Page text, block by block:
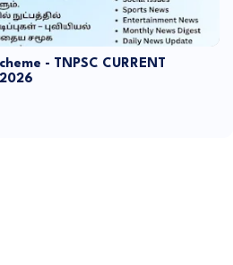
- TNPSC CURRENT